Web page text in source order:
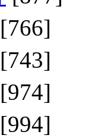
[766]
[743]
[974]
[994]